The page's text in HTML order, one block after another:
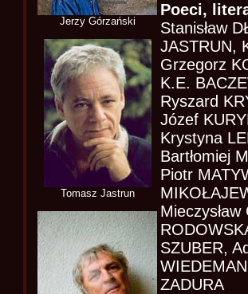
Jerzy Górzański
Tomasz Jastrun
Poeci,
Stanisław
JASTRUN,
Grzegorz
K.E.
Ryszard
Józef
Krystyna
Bartłomiej
Piotr
SZUBER,
ZADURA